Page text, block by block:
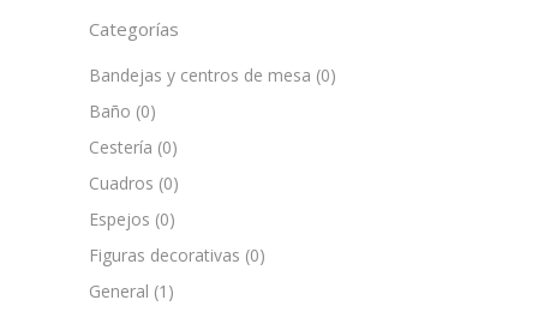
Categorías
Bandejas y centros de mesa (0)
Baño (0)
Cestería (0)
Cuadros (0)
Espejos (0)
Figuras decorativas (0)
General (1)